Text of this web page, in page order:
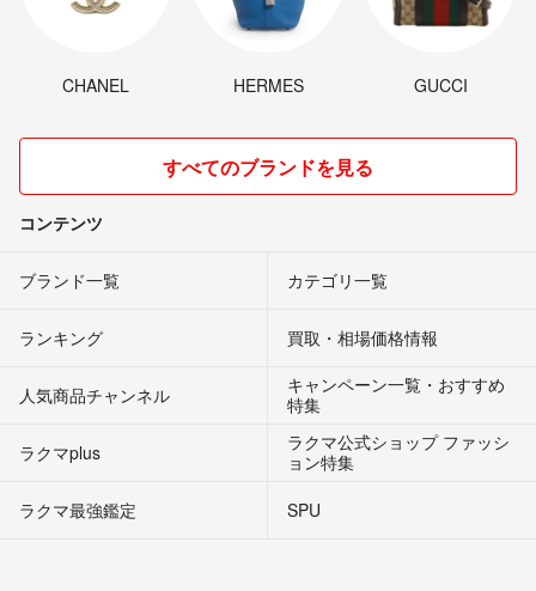
CHANEL HERMES GUCCI
すべてのブランドを見る
コンテンツ
ブランド一覧 カテゴリ一覧
ランキング 買取・相場価格情報
人気商品チャンネル
キャンペーン一覧・おすすめ
特集
ラクマplus
ラクマ公式ショップ ファッシ
ョン特集
ラクマ最強鑑定
SPU